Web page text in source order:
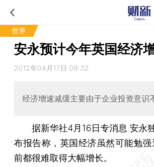
世界
安永预计今年英国经济
2012年04月17日 09:32
经济增速减缓主要由于企业投资意识
据新华社4月16日专消息 安永
布报告称，英国经济虽然可能勉
前都很难取得大幅增长。